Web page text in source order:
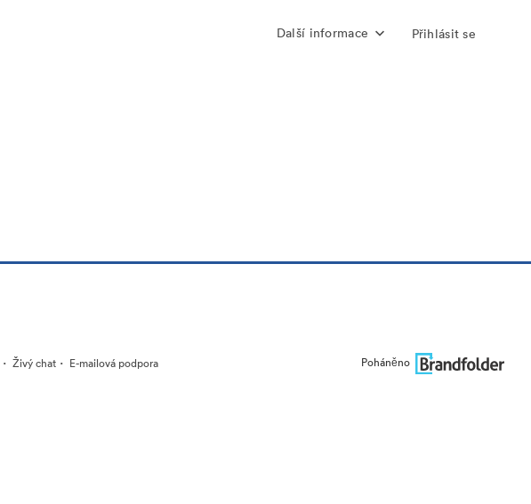
Další informace Přihlásit se
· Živý chat · E-mailová podpora Poháněno